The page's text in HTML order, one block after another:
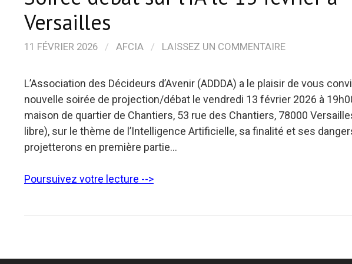
Versailles
11 FÉVRIER 2026 / AFCIA / LAISSEZ UN COMMENTAIRE
L’Association des Décideurs d’Avenir (ADDDA) a le plaisir de vous
nouvelle soirée de projection/débat le vendredi 13 février 2026 à
maison de quartier de Chantiers, 53 rue des Chantiers, 78000
libre), sur le thème de l’Intelligence Artificielle, sa finalité et ses
projetterons en première partie…
Poursuivez votre lecture -->